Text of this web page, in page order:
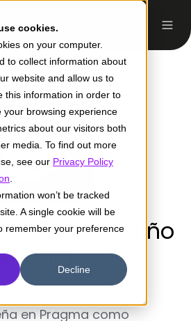
cookies.
on your computer.
to collect information about
website and allow us to
this information in order to
your browsing experience
about our visitors both
media. To find out more
see our Privacy Policy
won’t be tracked
A single cookie will be
remember your preference
Decline
Patiño
en Pragma como